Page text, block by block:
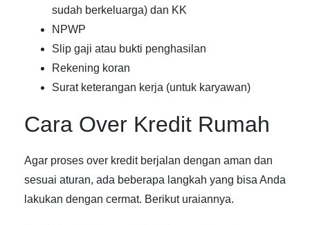
sudah berkeluarga) dan KK
NPWP
Slip gaji atau bukti penghasilan
Rekening koran
Surat keterangan kerja (untuk karyawan)
Cara Over Kredit Rumah
Agar proses over kredit berjalan dengan aman dan
sesuai aturan, ada beberapa langkah yang bisa Anda
lakukan dengan cermat. Berikut uraiannya.